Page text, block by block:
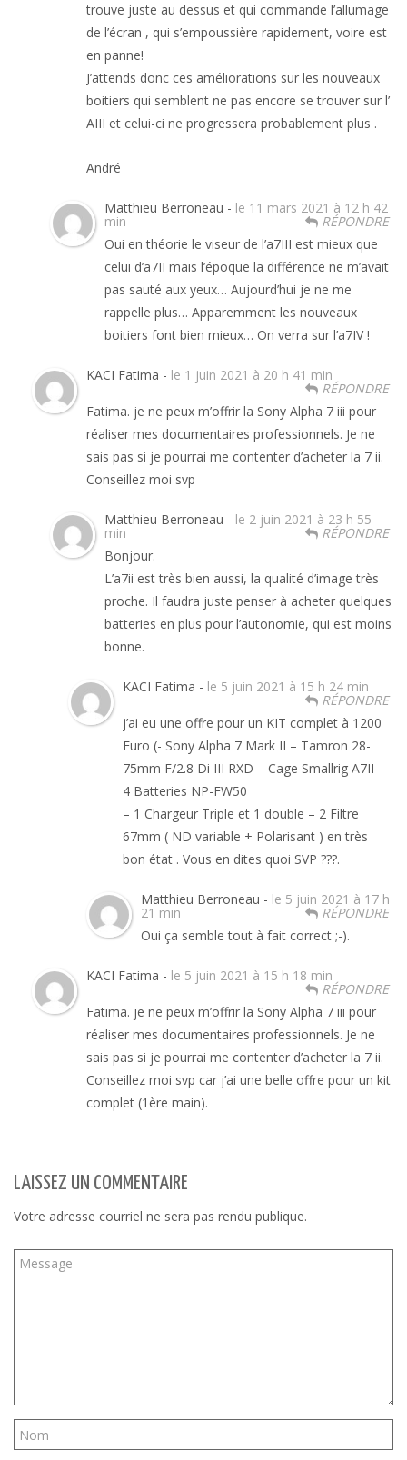
trouve juste au dessus et qui commande l’allumage
de l’écran , qui s’empoussière rapidement, voire est
en panne!
J’attends donc ces améliorations sur les nouveaux
boitiers qui semblent ne pas encore se trouver sur l’
AIII et celui-ci ne progressera probablement plus .
André
Matthieu Berroneau - le 11 mars 2021 à 12 h 42
min
RÉPONDRE
Oui en théorie le viseur de l’a7III est mieux que
celui d’a7II mais l’époque la différence ne m’avait
pas sauté aux yeux… Aujourd’hui je ne me
rappelle plus… Apparemment les nouveaux
boitiers font bien mieux… On verra sur l’a7IV !
KACI Fatima - le 1 juin 2021 à 20 h 41 min
RÉPONDRE
Fatima. je ne peux m’offrir la Sony Alpha 7 iii pour
réaliser mes documentaires professionnels. Je ne
sais pas si je pourrai me contenter d’acheter la 7 ii.
Conseillez moi svp
Matthieu Berroneau - le 2 juin 2021 à 23 h 55
min
RÉPONDRE
Bonjour.
L’a7ii est très bien aussi, la qualité d’image très
proche. Il faudra juste penser à acheter quelques
batteries en plus pour l’autonomie, qui est moins
bonne.
KACI Fatima - le 5 juin 2021 à 15 h 24 min
RÉPONDRE
j’ai eu une offre pour un KIT complet à 1200
Euro (- Sony Alpha 7 Mark II – Tamron 28-
75mm F/2.8 Di III RXD – Cage Smallrig A7II –
4 Batteries NP-FW50
– 1 Chargeur Triple et 1 double – 2 Filtre
67mm ( ND variable + Polarisant ) en très
bon état . Vous en dites quoi SVP ???.
Matthieu Berroneau - le 5 juin 2021 à 17 h
21 min
RÉPONDRE
Oui ça semble tout à fait correct ;-).
KACI Fatima - le 5 juin 2021 à 15 h 18 min
RÉPONDRE
Fatima. je ne peux m’offrir la Sony Alpha 7 iii pour
réaliser mes documentaires professionnels. Je ne
sais pas si je pourrai me contenter d’acheter la 7 ii.
Conseillez moi svp car j’ai une belle offre pour un kit
complet (1ère main).
LAISSEZ UN COMMENTAIRE
Votre adresse courriel ne sera pas rendu publique.